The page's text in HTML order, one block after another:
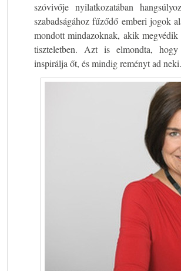
szóvivője nyilatkozatában
szabadságához fűződő emberi jogok
mondott mindazoknak, akik
tiszteletben. Azt is elmondta,
inspirálja őt, és mindig reményt ad neki.